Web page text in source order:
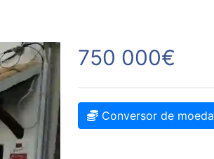
750 000€
Conversor de moeda